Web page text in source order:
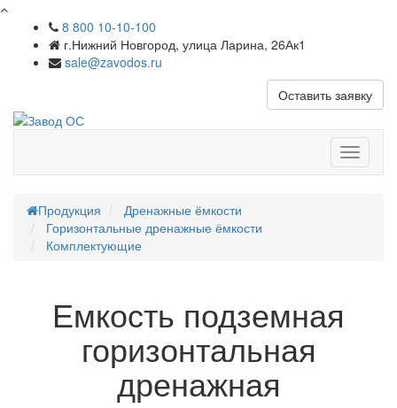
8 800 10-10-100
г.Нижний Новгород, улица Ларина, 26Ак1
sale@zavodos.ru
Оставить заявку
меню
Продукция
Дренажные ёмкости
Горизонтальные дренажные ёмкости
Комплектующие
Емкость подземная
горизонтальная
дренажная